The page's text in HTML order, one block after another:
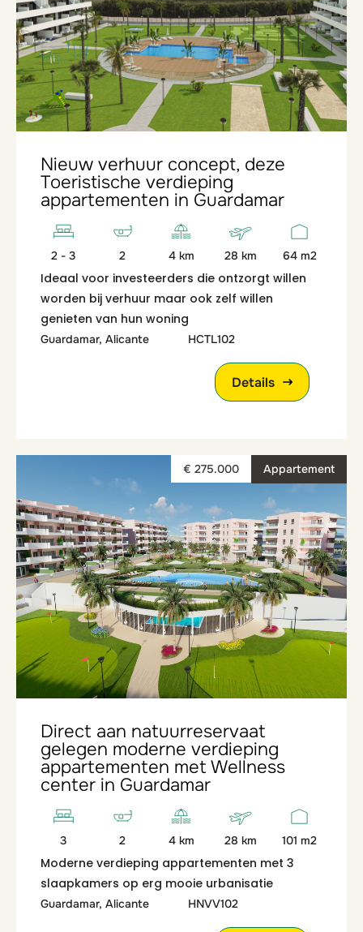
Nieuw verhuur concept, deze
Toeristische verdieping
appartementen in Guardamar
2 - 3 2 4 km 28 km 64 m2
Ideaal voor investeerders die ontzorgt willen
worden bij verhuur maar ook zelf willen
genieten van hun woning
Guardamar, Alicante HCTL102
Details
Appartement
€ 275.000
Direct aan natuurreservaat
gelegen moderne verdieping
appartementen met Wellness
center in Guardamar
3 2 4 km 28 km 101 m2
Moderne verdieping appartementen met 3
slaapkamers op erg mooie urbanisatie
Guardamar, Alicante HNVV102